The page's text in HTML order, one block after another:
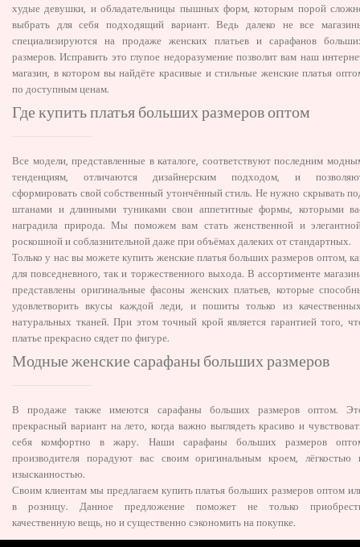
худые девушки, и обладательницы пышных форм, которым порой
выбрать для себя подходящий вариант. Ведь далеко не все
специализируются на продаже женских платьев и сарафанов
размеров. Исправить это глупое недоразумение позволит вам наш
магазин, в котором вы найдёте красивые и стильные женские платья
по доступным ценам.
Где купить платья больших размеров оптом
Все модели, представленные в каталоге, соответствуют последним
тенденциям, отличаются дизайнерским подходом, и
сформировать свой собственный утончённый стиль. Не нужно скрывать
штанами и длинными туниками свои аппетитные формы, которыми
наградила природа. Мы поможем вам стать женственной и
роскошной и соблазнительной даже при объёмах далеких от стандартных.
Только у нас вы можете купить женские платья больших размеров оптом,
для повседневного, так и торжественного выхода. В ассортименте
представлены оригинальные фасоны женских платьев, которые
удовлетворить вкусы каждой леди, и пошиты только из
натуральных тканей. При этом точный крой является гарантией того,
платье прекрасно сядет по фигуре.
Модные женские сарафаны больших размеров
В продаже также имеются сарафаны больших размеров оптом.
прекрасный вариант на лето, когда важно выглядеть красиво и
себя комфортно в жару. Наши сарафаны больших размеров
производителя порадуют вас своим оригинальным кроем, лёгкостью
изысканностью.
Своим клиентам мы предлагаем купить платья больших размеров оптом
в розницу. Данное предложение поможет не только
качественную вещь, но и существенно сэкономить на покупке.